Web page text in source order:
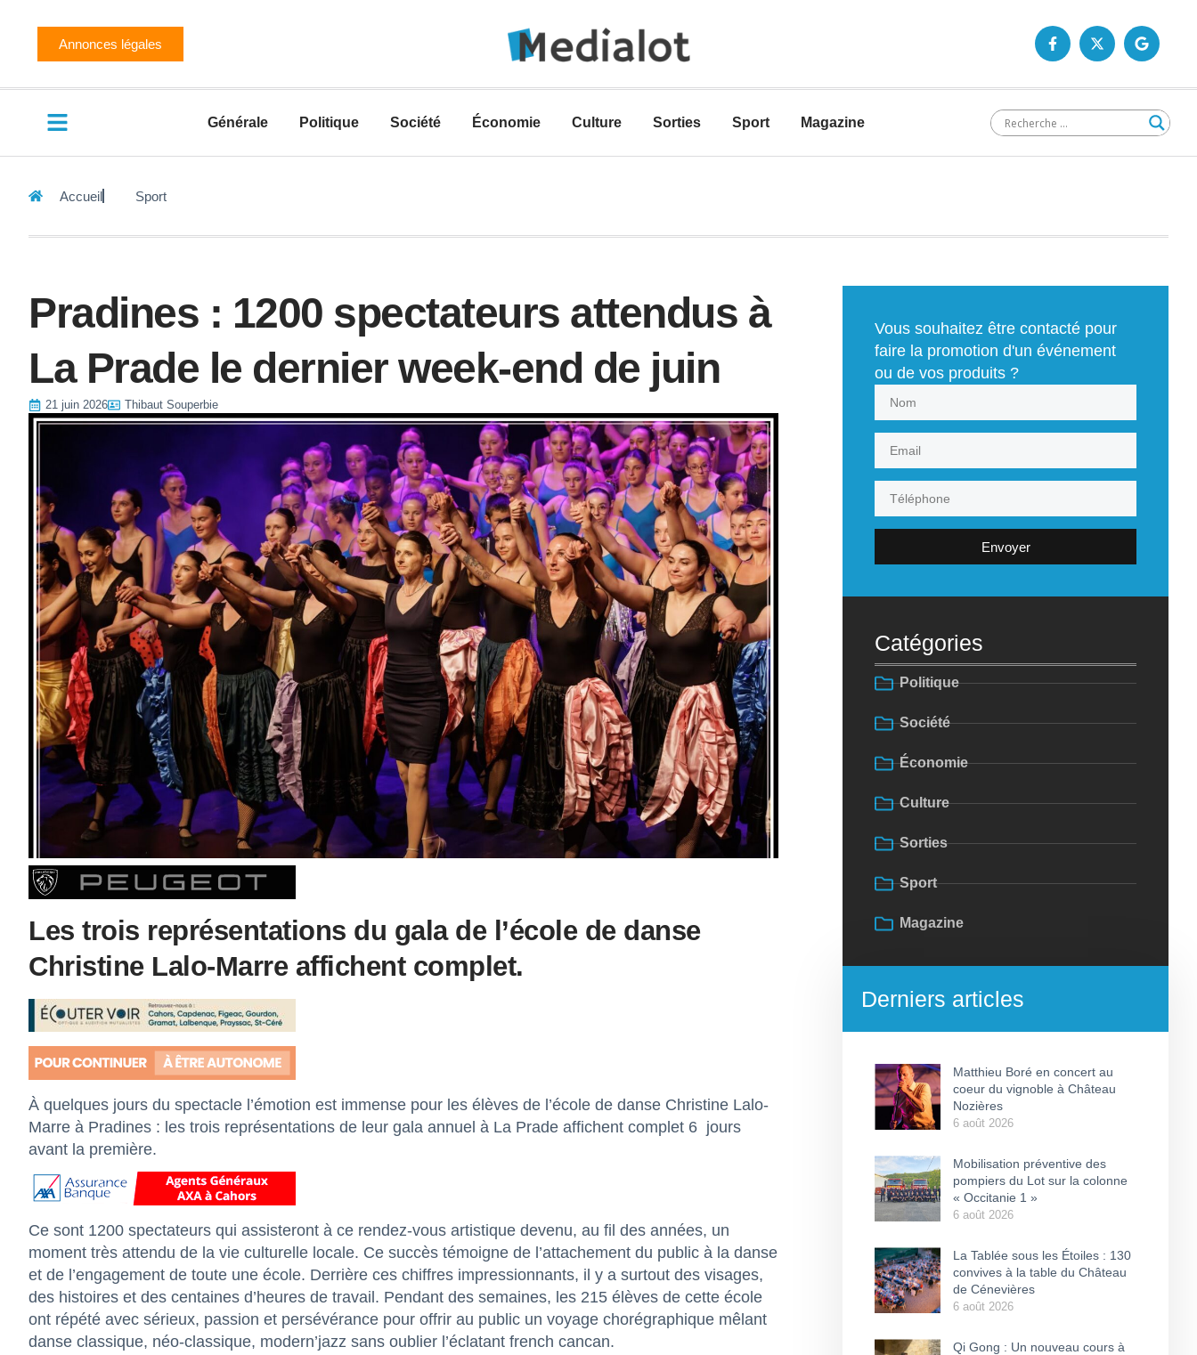
Annonces légales
Générale Politique Société Économie Culture Sorties Sport Magazine
Accueil Sport
Pradines : 1200 spectateurs attendus à
La Prade le dernier week-end de juin
21 juin 2026 Thibaut Souperbie
Les trois représentations du gala de l’école de danse
Christine Lalo-Marre affichent complet.
À quelques jours du spectacle l’émotion est immense pour les élèves de l’école de danse Christine Lalo-
Marre à Pradines : les trois représentations de leur gala annuel à La Prade affichent complet 6 jours
avant la première.
Ce sont 1200 spectateurs qui assisteront à ce rendez-vous artistique devenu, au fil des années, un
moment très attendu de la vie culturelle locale. Ce succès témoigne de l’attachement du public à la danse
et de l’engagement de toute une école. Derrière ces chiffres impressionnants, il y a surtout des visages,
des histoires et des centaines d’heures de travail. Pendant des semaines, les 215 élèves de cette école
ont répété avec sérieux, passion et persévérance pour offrir au public un voyage chorégraphique mêlant
danse classique, néo-classique, modern’jazz sans oublier l’éclatant french cancan.
Vous souhaitez être contacté pour
faire la promotion d'un événement
ou de vos produits ?
Envoyer
Catégories
Politique
Société
Économie
Culture
Sorties
Sport
Magazine
Derniers articles
Matthieu Boré en concert au
coeur du vignoble à Château
Nozières
6 août 2026
Mobilisation préventive des
pompiers du Lot sur la colonne
« Occitanie 1 »
6 août 2026
La Tablée sous les Étoiles : 130
convives à la table du Château
de Cénevières
6 août 2026
Qi Gong : Un nouveau cours à